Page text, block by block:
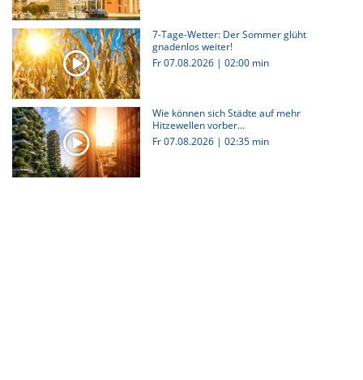
7-Tage-Wetter: Der Sommer glüht
gnadenlos weiter!
Fr 07.08.2026 | 02:00 min
Wie können sich Städte auf mehr
Hitzewellen vorber...
Fr 07.08.2026 | 02:35 min